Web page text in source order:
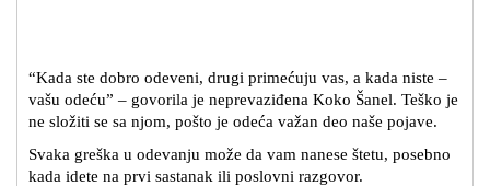
“Kada ste dobro odeveni, drugi primećuju vas, a kada niste –
vašu odeću” – govorila je neprevaziđena Koko Šanel. Teško je
ne složiti se sa njom, pošto je odeća važan deo naše pojave.
Svaka greška u odevanju može da vam nanese štetu, posebno
kada idete na prvi sastanak ili poslovni razgovor.